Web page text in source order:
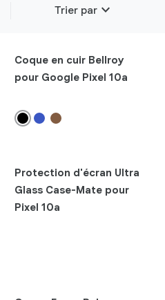
Trier par expand_more
Coque en cuir Bellroy
pour Google Pixel 10a
Protection d'écran Ultra
Glass Case-Mate pour
Pixel 10a